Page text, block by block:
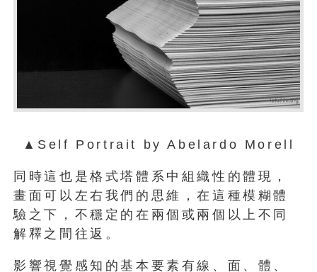
▲Self Portrait by Abelardo Morell
同時這也是格式塔體系中組織性的體現，
畫面可以左右我們的思維，在這種模糊體
驗之下，不穩定的在兩個或兩個以上不同
解釋之間往返。
影響視覺感知的基本要素有線、面、體、